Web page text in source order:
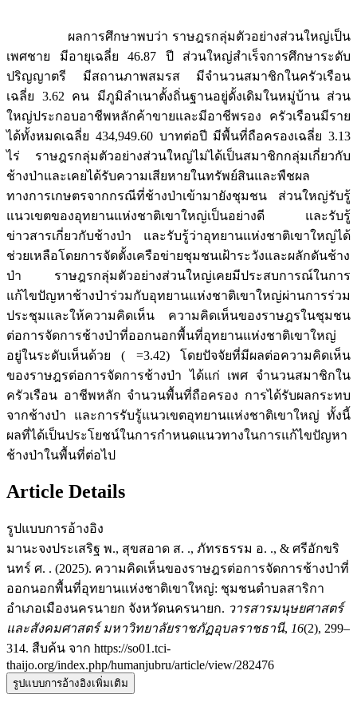
ผลการศึกษาพบว่า ราษฎรกลุ่มตัวอย่างส่วนใหญ่เป็น
เพศชาย มีอายุเฉลี่ย 46.87 ปี ส่วนใหญ่สำเร็จการศึกษาระดับ
ปริญญาตรี มีสถานภาพสมรส มีจำนวนสมาชิกในครัวเรือน
เฉลี่ย 3.62 คน มีภูมิลำเนาตั้งถิ่นฐานอยู่ดั้งเดิมในหมู่บ้าน ส่วน
ใหญ่ประกอบอาชีพหลักค้าขายและมีอาชีพรอง ครัวเรือนมีราย
ได้ทั้งหมดเฉลี่ย 434,949.60 บาทต่อปี มีพื้นที่ถือครองเฉลี่ย 3.13
ไร่ ราษฎรกลุ่มตัวอย่างส่วนใหญ่ไม่ได้เป็นสมาชิกกลุ่มเกี่ยวกับ
ช้างป่าและเคยได้รับความเสียหายในทรัพย์สินและพืชผล
ทางการเกษตรจากกรณีที่ช้างป่าเข้ามายังชุมชน ส่วนใหญ่รับรู้
แนวเขตของอุทยานแห่งชาติเขาใหญ่เป็นอย่างดี และรับรู้
ข่าวสารเกี่ยวกับช้างป่า และรับรู้ว่าอุทยานแห่งชาติเขาใหญ่ได้
ช่วยเหลือโดยการจัดตั้งเครือข่ายชุมชนเฝ้าระวังและผลักดันช้าง
ป่า ราษฎรกลุ่มตัวอย่างส่วนใหญ่เคยมีประสบการณ์ในการ
แก้ไขปัญหาช้างป่าร่วมกับอุทยานแห่งชาติเขาใหญ่ผ่านการร่วม
ประชุมและให้ความคิดเห็น ความคิดเห็นของราษฎรในชุมชน
ต่อการจัดการช้างป่าที่ออกนอกพื้นที่อุทยานแห่งชาติเขาใหญ่
อยู่ในระดับเห็นด้วย ( =3.42) โดยปัจจัยที่มีผลต่อความคิดเห็น
ของราษฎรต่อการจัดการช้างป่า ได้แก่ เพศ จำนวนสมาชิกใน
ครัวเรือน อาชีพหลัก จำนวนพื้นที่ถือครอง การได้รับผลกระทบ
จากช้างป่า และการรับรู้แนวเขตอุทยานแห่งชาติเขาใหญ่ ทั้งนี้
ผลที่ได้เป็นประโยชน์ในการกำหนดแนวทางในการแก้ไขปัญหา
ช้างป่าในพื้นที่ต่อไป
Article Details
รูปแบบการอ้างอิง
มานะจงประเสริฐ พ., สุขสอาด ส. ., ภัทรธรรม อ. ., & ศรีอักขริ
นทร์ ศ. . (2025). ความคิดเห็นของราษฎรต่อการจัดการช้างป่าที่
ออกนอกพื้นที่อุทยานแห่งชาติเขาใหญ่: ชุมชนตำบลสาริกา
อำเภอเมืองนครนายก จังหวัดนครนายก. วารสารมนุษยศาสตร์
และสังคมศาสตร์ มหาวิทยาลัยราชภัฏอุบลราชธานี, 16(2), 299–
314. สืบค้น จาก https://so01.tci-
thaijo.org/index.php/humanjubru/article/view/282476
รูปแบบการอ้างอิงเพิ่มเติม